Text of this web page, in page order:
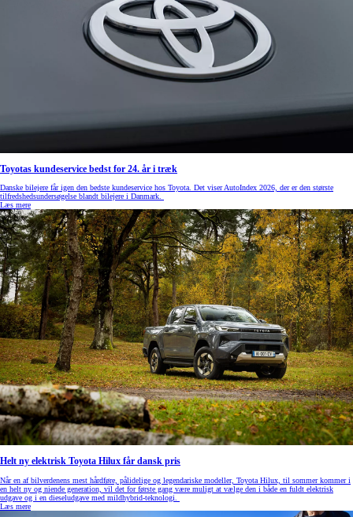
Toyotas kundeservice bedst for 24. år i træk
Danske bilejere får igen den bedste kundeservice hos Toyota. Det viser AutoIndex 2026, der er den største
tilfredshedsundersøgelse blandt bilejere i Danmark.
Læs mere
Helt ny elektrisk Toyota Hilux får dansk pris
Når en af bilverdenens mest hårdføre, pålidelige og legendariske modeller, Toyota Hilux, til sommer kommer i
en helt ny og niende generation, vil det for første gang være muligt at vælge den i både en fuldt elektrisk
udgave og i en dieseludgave med mildhybrid-teknologi.
Læs mere